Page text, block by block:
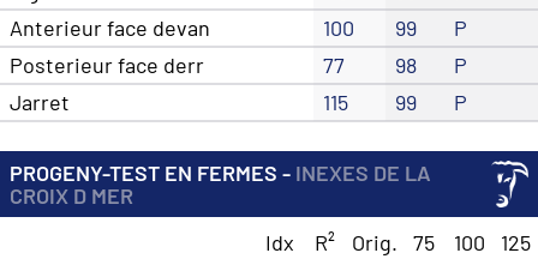
Anterieur face devan
100 99
P
Posterieur face derr
77 98
P
Jarret
115 99 P
PROGENY-TEST EN FERMES - INEXES DE LA
CROIX D MER
Idx
R² Orig. 75 100 125